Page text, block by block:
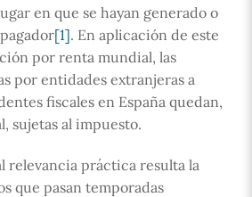
en que se hayan generado o
[1]. En aplicación de este
por renta mundial, las
por entidades extranjeras a
fiscales en España quedan,
sujetas al impuesto.
relevancia práctica resulta la
que pasan temporadas